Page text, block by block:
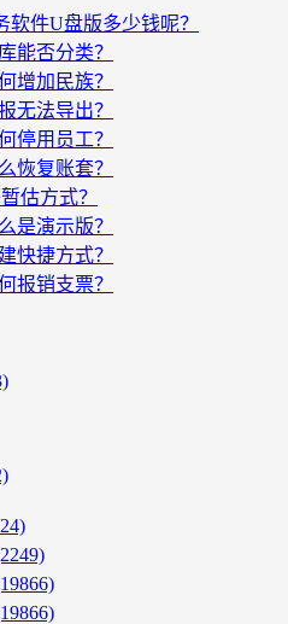
软件U盘版多少钱呢？
能否分类？
增加民族？
无法导出？
停用员工？
恢复账套？
估方式？
是演示版？
快捷方式？
报销支票？